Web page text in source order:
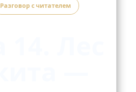
Разговор с читателем